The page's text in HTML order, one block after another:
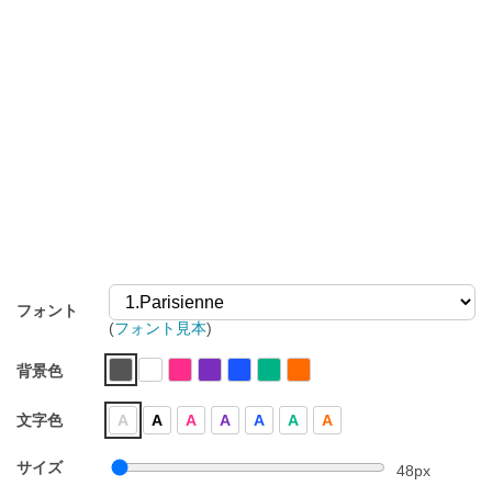
フォント
(フォント見本)
背景色
文字色 A A A A A A A
サイズ 48px